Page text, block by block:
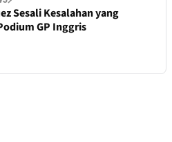
Sesali Kesalahan yang
GP Inggris